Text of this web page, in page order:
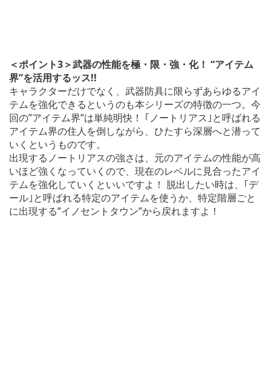
＜ポイント3＞武器の性能を極・限・強・化！ “アイテム
界”を活用するッス!!
キャラクターだけでなく、武器防具に限らずあらゆるアイ
テムを強化できるというのも本シリーズの特徴の一つ。今
回の”アイテム界”は単純明快！ ｢ノートリアス｣と呼ばれる
アイテム界の住人を倒しながら、ひたすら深層へと潜って
いくというものです。
出現するノートリアスの強さは、元のアイテムの性能が高
いほど強くなっていくので、現在のレベルに見合ったアイ
テムを強化していくといいですよ！ 脱出したい時は、｢デ
ール｣と呼ばれる特定のアイテムを使うか、特定階層ごと
に出現する”イノセントタウン”から戻れますよ！